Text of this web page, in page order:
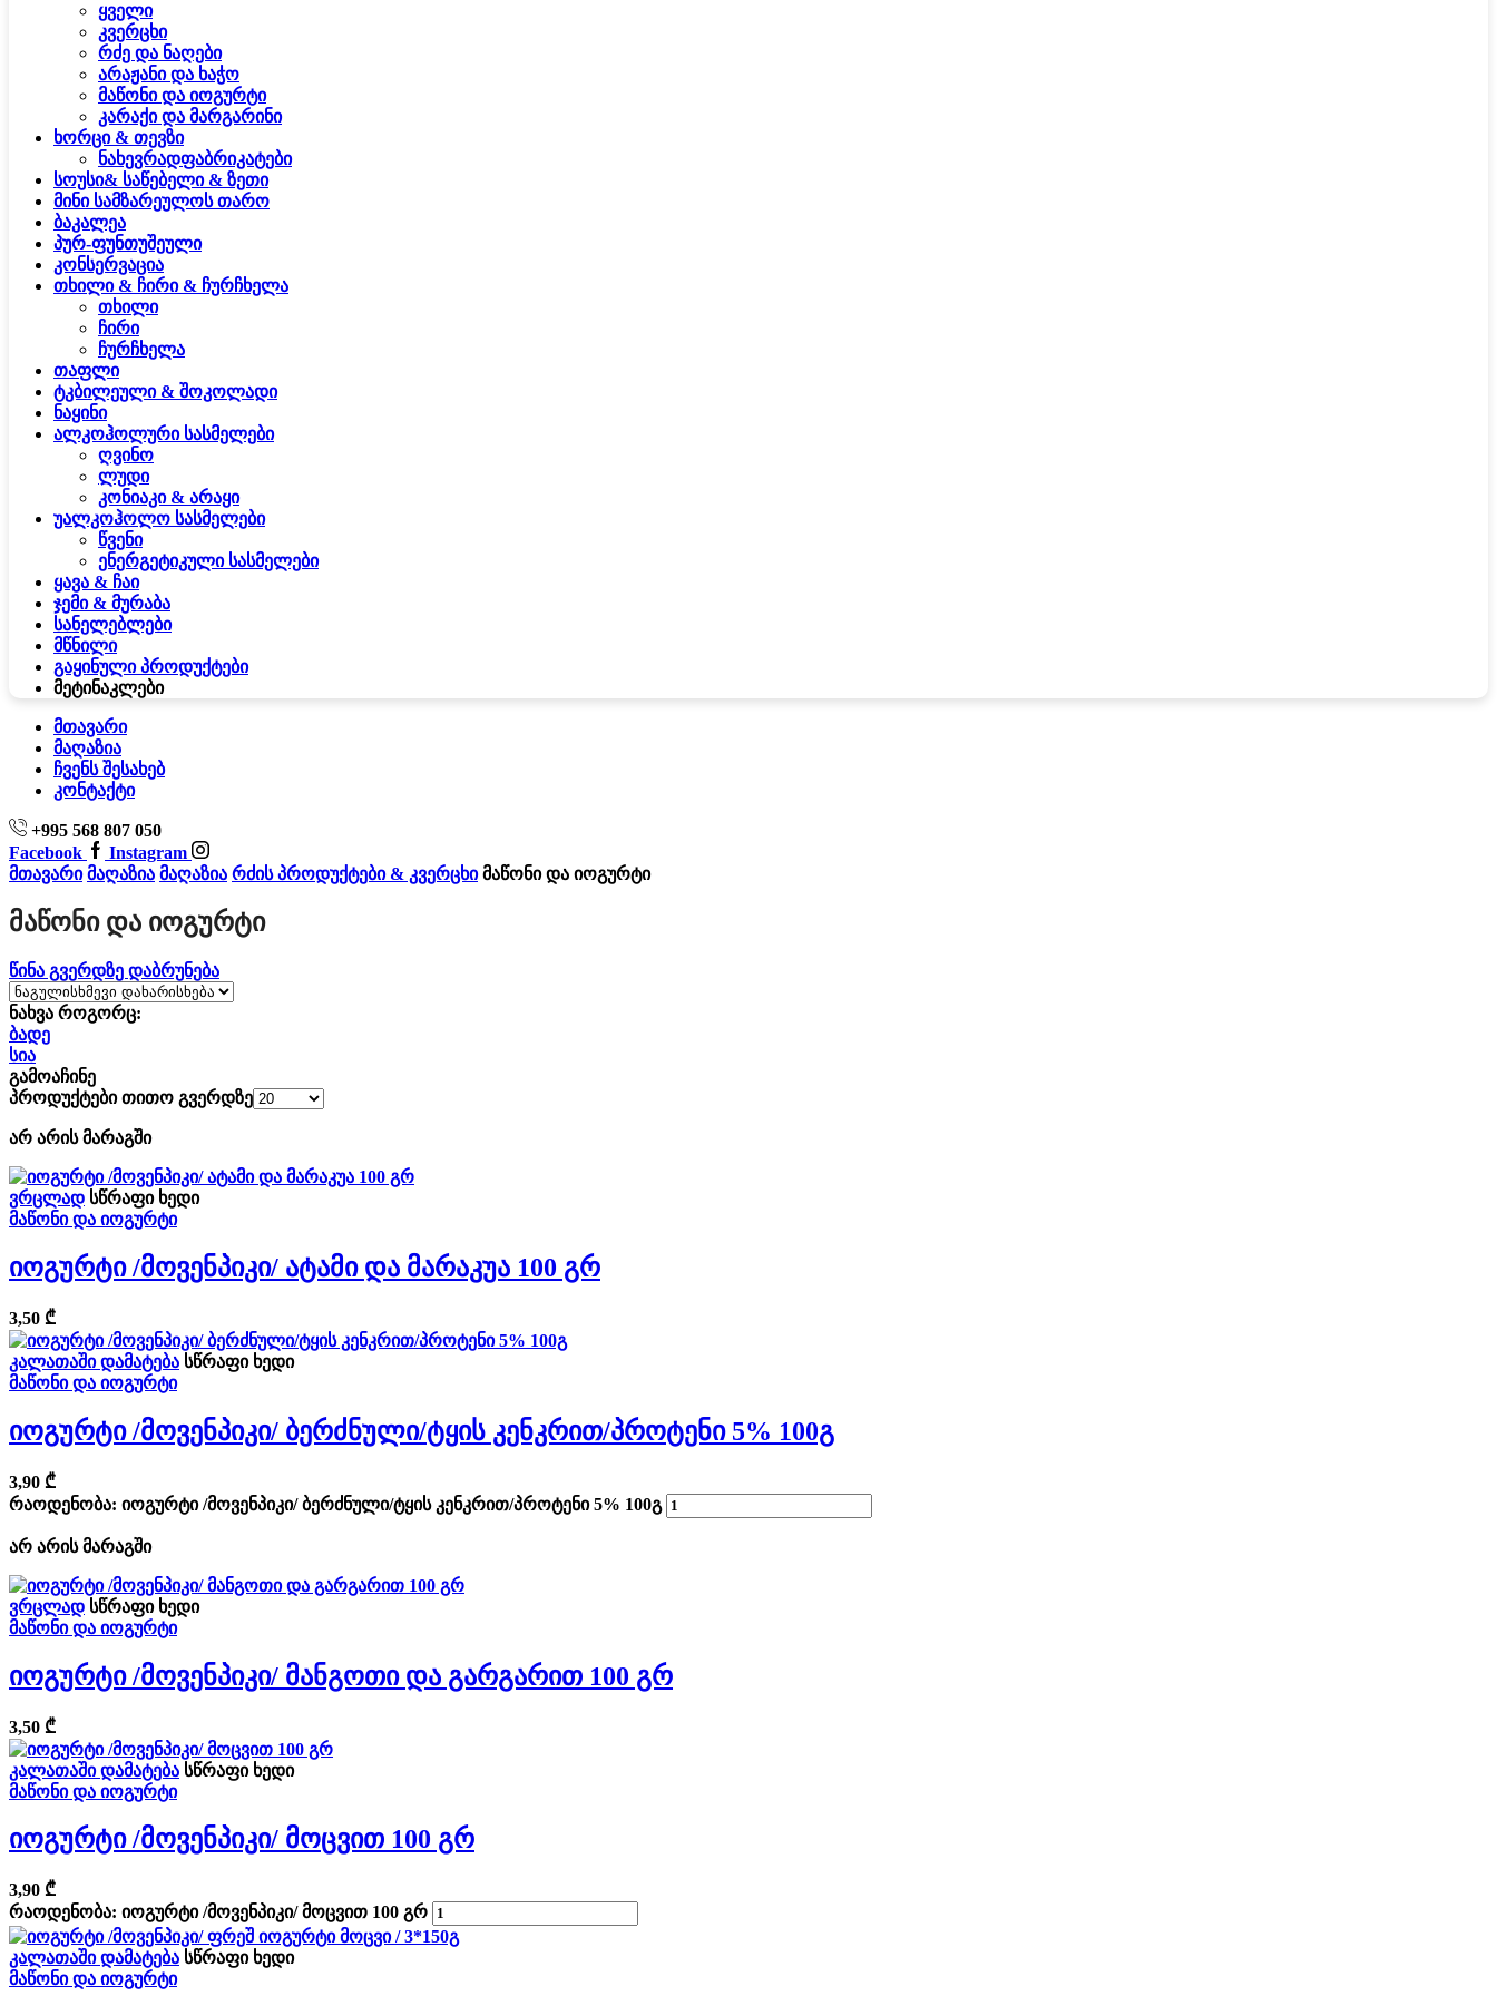
ყველი
კვერცხი
რძე და ნაღები
არაჟანი და ხაჭო
მაწონი და იოგურტი
კარაქი და მარგარინი
ხორცი & თევზი
ნახევრადფაბრიკატები
სოუსი& საწებელი & ზეთი
მინი სამზარეულოს თარო
ბაკალეა
პურ-ფუნთუშეული
კონსერვაცია
თხილი & ჩირი & ჩურჩხელა
თხილი
ჩირი
ჩურჩხელა
თაფლი
ტკბილეული & შოკოლადი
ნაყინი
ალკოჰოლური სასმელები
ღვინო
ლუდი
კონიაკი & არაყი
უალკოჰოლო სასმელები
წვენი
ენერგეტიკული სასმელები
ყავა & ჩაი
ჯემი & მურაბა
სანელებლები
მწნილი
გაყინული პროდუქტები
მეტინაკლები
მთავარი
მაღაზია
ჩვენს შესახებ
კონტაქტი
+995 568 807 050
Facebook
Instagram
მთავარი მაღაზია მაღაზია რძის პროდუქტები & კვერცხი მაწონი და იოგურტი
Მაწონი Და Იოგურტი
წინა გვერდზე დაბრუნება
ნახვა როგორც:
ბადე
სია
გამოაჩინე
პროდუქტები თითო გვერდზე
არ არის მარაგში
ვრცლად სწრაფი ხედი
მაწონი და იოგურტი
Იოგურტი /მოვენპიკი/ Ატამი Და Მარაკუა 100 Გრ
3,50 ₾
კალათაში დამატება სწრაფი ხედი
მაწონი და იოგურტი
Იოგურტი /მოვენპიკი/ Ბერძნული/ტყის Კენკრით/პროტენი 5% 100გ
3,90 ₾
რაოდენობა: იოგურტი /მოვენპიკი/ ბერძნული/ტყის კენკრით/პროტენი 5% 100გ
არ არის მარაგში
ვრცლად სწრაფი ხედი
მაწონი და იოგურტი
Იოგურტი /მოვენპიკი/ Მანგოთი Და Გარგარით 100 Გრ
3,50 ₾
კალათაში დამატება სწრაფი ხედი
მაწონი და იოგურტი
Იოგურტი /მოვენპიკი/ Მოცვით 100 Გრ
3,90 ₾
რაოდენობა: იოგურტი /მოვენპიკი/ მოცვით 100 გრ
კალათაში დამატება სწრაფი ხედი
მაწონი და იოგურტი